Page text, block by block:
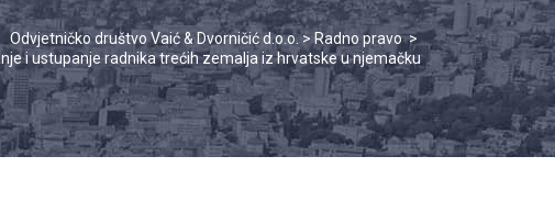
Odvjetničko društvo Vaić & Dvorničić d.o.o.> Radno pravo>
i ustupanje radnika trećih zemalja iz hrvatske u njemačku